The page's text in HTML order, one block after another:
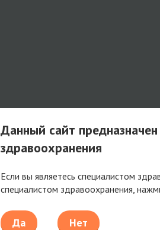
Данный сайт
здравоохранения
Если вы являетесь специалистом
специалистом здравоохранения,
Да Нет